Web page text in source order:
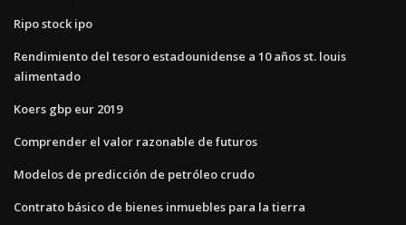
Ripo stock ipo
Rendimiento del tesoro estadounidense a 10 años st. louis
alimentado
Koers gbp eur 2019
Comprender el valor razonable de futuros
Modelos de predicción de petróleo crudo
Contrato básico de bienes inmuebles para la tierra